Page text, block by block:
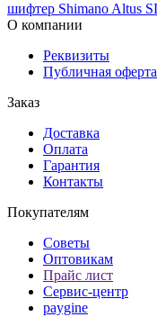
шифтер Shimano Altus
О компании
Реквизиты
Публичная оферта
Заказ
Доставка
Оплата
Гарантия
Контакты
Покупателям
Советы
Оптовикам
Прайс лист
Сервис-центр
paygine